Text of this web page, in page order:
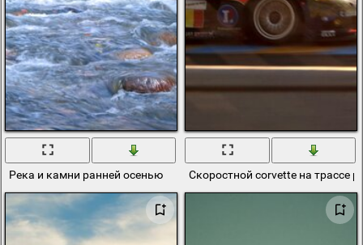
Река и камни ранней осенью Скоростной corvette на трассе